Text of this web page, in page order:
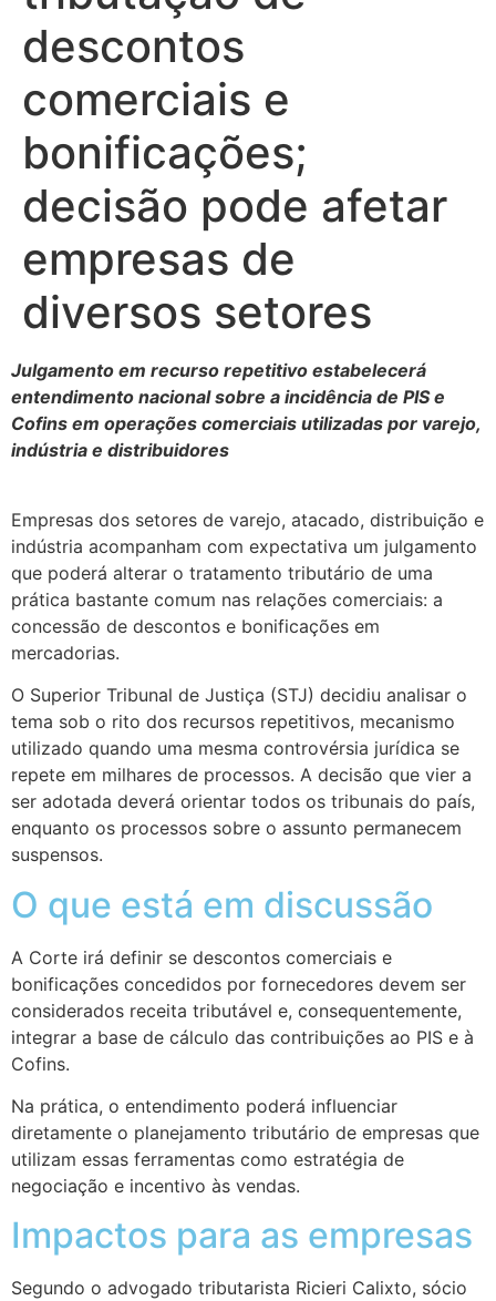
descontos
comerciais e
bonificações;
decisão pode afetar
empresas de
diversos setores
Julgamento em recurso repetitivo estabelecerá
entendimento nacional sobre a incidência de PIS e
Cofins em operações comerciais utilizadas por varejo,
indústria e distribuidores
Empresas dos setores de varejo, atacado, distribuição e
indústria acompanham com expectativa um julgamento
que poderá alterar o tratamento tributário de uma
prática bastante comum nas relações comerciais: a
concessão de descontos e bonificações em
mercadorias.
O Superior Tribunal de Justiça (STJ) decidiu analisar o
tema sob o rito dos recursos repetitivos, mecanismo
utilizado quando uma mesma controvérsia jurídica se
repete em milhares de processos. A decisão que vier a
ser adotada deverá orientar todos os tribunais do país,
enquanto os processos sobre o assunto permanecem
suspensos.
O que está em discussão
A Corte irá definir se descontos comerciais e
bonificações concedidos por fornecedores devem ser
considerados receita tributável e, consequentemente,
integrar a base de cálculo das contribuições ao PIS e à
Cofins.
Na prática, o entendimento poderá influenciar
diretamente o planejamento tributário de empresas que
utilizam essas ferramentas como estratégia de
negociação e incentivo às vendas.
Impactos para as empresas
Segundo o advogado tributarista Ricieri Calixto, sócio